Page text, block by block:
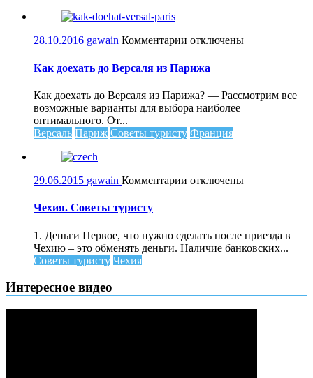
28.10.2016 gawain Комментарии к
Как
доехать
Версаля
из
Парижа
отключены
Как доехать до Версаля из Парижа
Как доехать до Версаля из Парижа? — Рассмотрим все
возможные варианты для выбора наиболее
оптимального. От...
Версаль Париж Советы туристу Франция
29.06.2015 gawain Комментарии котключены
Чехия. Советы туристу
1. Деньги Первое, что нужно сделать после приезда в
Чехию – это обменять деньги. Наличие банковских...
Советы туристу Чехия
Интересное видео